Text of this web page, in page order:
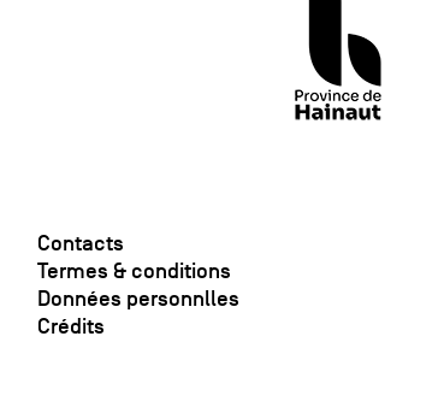
Contacts
Termes & conditions
Données personnlles
Crédits